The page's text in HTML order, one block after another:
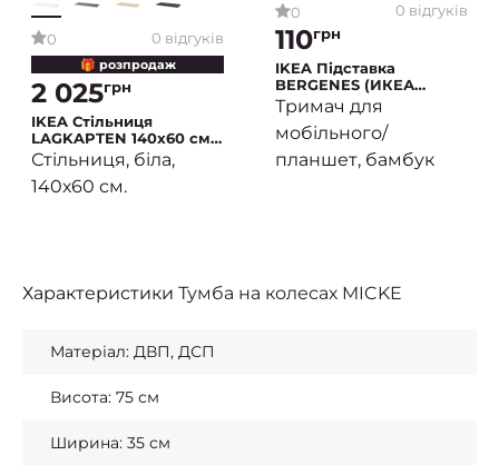
0 0 відгуків
🎁 розпродаж
2 025грн
IKEA Стільниця
LAGKAPTEN 140х60 см
Білий (ИКЕА
ЛАГКАПТЕН)
Стільниця, біла,
140х60 см.
0 0 відгуків
110грн
IKEA Підставка
BERGENES (ИКЕА
BERGENES)
Тримач для
мобільного/
планшет, бамбук
Характеристики Тумба на колесах MICKE
Матеріал: ДВП, ДСП
Висота: 75 см
Ширина: 35 см